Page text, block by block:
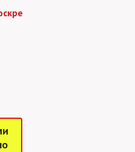
мы работаем до